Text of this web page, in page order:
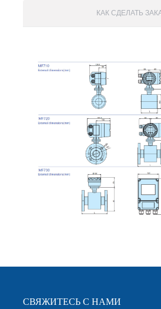
КАК СДЕЛАТЬ
СВЯЖИТЕСЬ С НАМИ